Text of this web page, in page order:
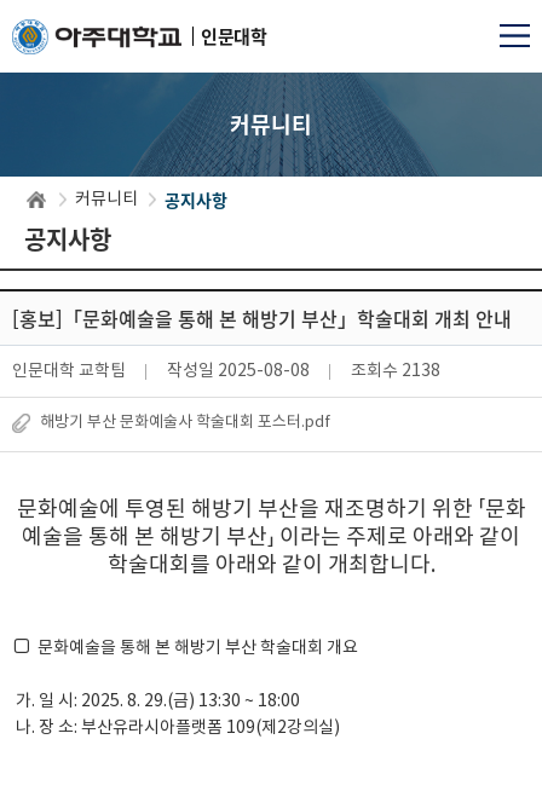
인문대학
커뮤니티
커뮤니티 공지사항
공지사항
[홍보]「문화예술을 통해 본 해방기 부산」학술대회 개최 안내
인문대학 교학팀 작성일 2025-08-08 조회수 2138
해방기 부산 문화예술사 학술대회 포스터.pdf
문화예술에 투영된 해방기 부산을 재조명하기 위한 「문화
예술을 통해 본 해방기 부산」 이라는 주제로 아래와 같이
학술대회를 아래와 같이 개최합니다.
□ 문화예술을 통해 본 해방기 부산 학술대회 개요
가. 일 시: 2025. 8. 29.(금) 13:30 ~ 18:00
나. 장 소: 부산유라시아플랫폼 109(제2강의실)